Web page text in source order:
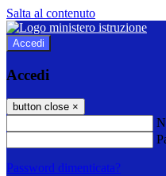
Salta al contenuto
Accedi
Accedi
button close ×
Password dimenticata?